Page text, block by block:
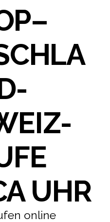
UHR
online